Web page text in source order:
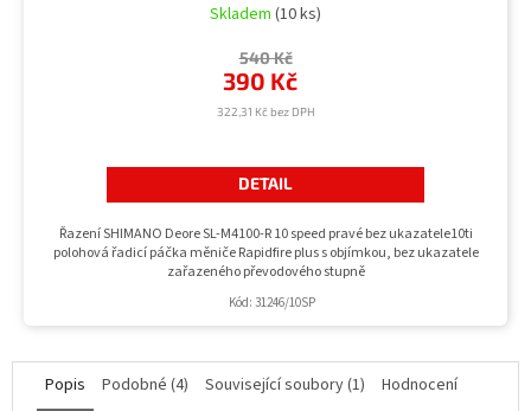
Skladem (10 ks)
322,31 Kč bez DPH
390 Kč
540 Kč
DETAIL
Řazení SHIMANO Deore SL-M4100-R 10 speed pravé bez ukazatele10ti
polohová řadicí páčka měniče Rapidfire plus s objímkou, bez ukazatele
zařazeného převodového stupně
Kód: 31246/10SP
Popis Podobné (4) Související soubory (1)
Hodnocení